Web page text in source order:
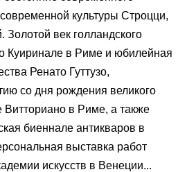
культуры Строцци,
век голландского
Куиринале в Риме и юбилейная
Ренато Гуттузо,
со дня рождения великого
Витториано в Риме, а также
биеннале антикваров в
выставка работ
искусств в Венеции...